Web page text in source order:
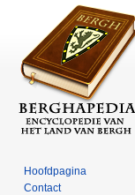
Hoofdpagina
Contact